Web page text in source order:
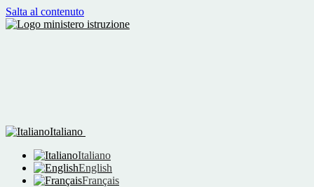
Salta al contenuto
Italiano
Italiano
English
Français